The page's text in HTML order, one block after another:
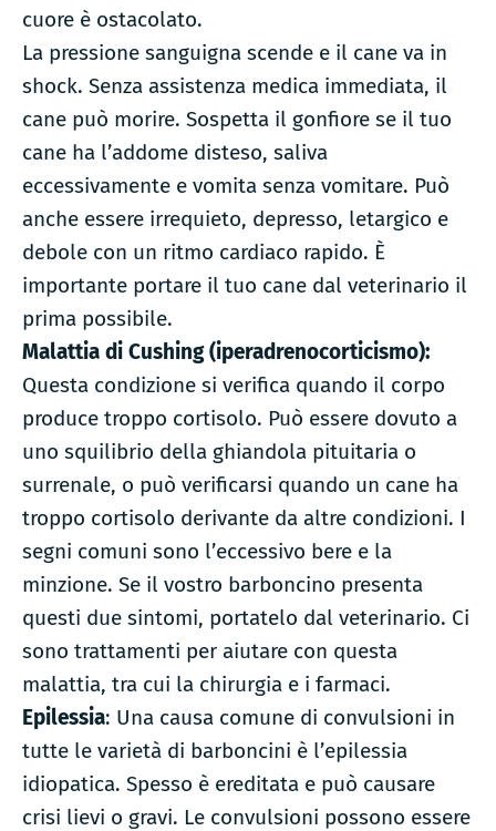
cuore è ostacolato.
La pressione sanguigna scende e il cane va in
shock. Senza assistenza medica immediata, il
cane può morire. Sospetta il gonfiore se il tuo
cane ha l’addome disteso, saliva
eccessivamente e vomita senza vomitare. Può
anche essere irrequieto, depresso, letargico e
debole con un ritmo cardiaco rapido. È
importante portare il tuo cane dal veterinario il
prima possibile.
Malattia di Cushing (iperadrenocorticismo):
Questa condizione si verifica quando il corpo
produce troppo cortisolo. Può essere dovuto a
uno squilibrio della ghiandola pituitaria o
surrenale, o può verificarsi quando un cane ha
troppo cortisolo derivante da altre condizioni. I
segni comuni sono l’eccessivo bere e la
minzione. Se il vostro barboncino presenta
questi due sintomi, portatelo dal veterinario. Ci
sono trattamenti per aiutare con questa
malattia, tra cui la chirurgia e i farmaci.
Epilessia: Una causa comune di convulsioni in
tutte le varietà di barboncini è l’epilessia
idiopatica. Spesso è ereditata e può causare
crisi lievi o gravi. Le convulsioni possono essere